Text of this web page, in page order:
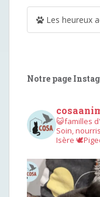
Les heureux
Notre page
😺familles
Soin,
Isère